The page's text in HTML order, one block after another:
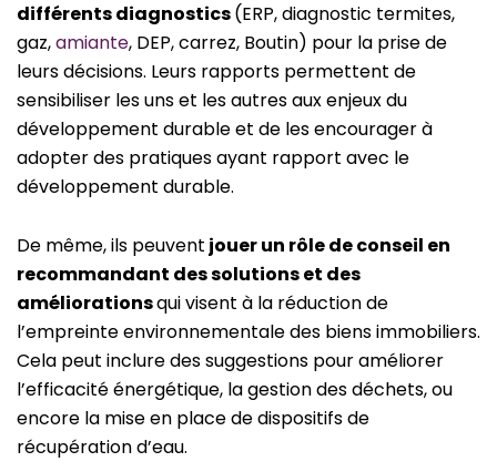
différents diagnostics(ERP, diagnostic termites,
gaz,amiante, DEP, carrez, Boutin) pour la prise de
leurs décisions. Leurs rapports permettent de
sensibiliser les uns et les autres aux enjeux du
développement durable et de les encourager à
adopter des pratiques ayant rapport avec le
développement durable.
De même, ils peuvent jouer un rôle de conseil en
recommandant des solutions et des
améliorationsqui visent à la réduction de
l’empreinte environnementale des biens immobiliers.
Cela peut inclure des suggestions pour améliorer
l’efficacité énergétique, la gestion des déchets, ou
encore la mise en place de dispositifs de
récupération d’eau.